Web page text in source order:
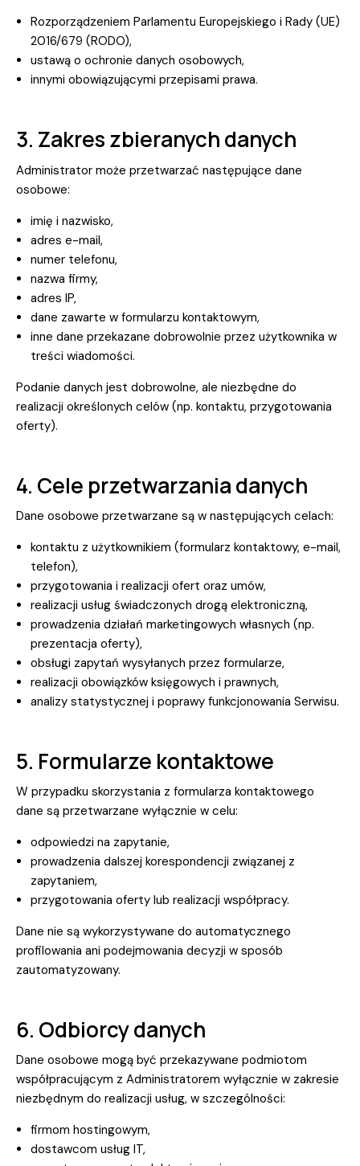
Rozporządzeniem Parlamentu Europejskiego i Rady (UE)
2016/679 (RODO),
ustawą o ochronie danych osobowych,
innymi obowiązującymi przepisami prawa.
3. Zakres zbieranych danych
Administrator może przetwarzać następujące dane
osobowe:
imię i nazwisko,
adres e-mail,
numer telefonu,
nazwa firmy,
adres IP,
dane zawarte w formularzu kontaktowym,
inne dane przekazane dobrowolnie przez użytkownika w
treści wiadomości.
Podanie danych jest dobrowolne, ale niezbędne do
realizacji określonych celów (np. kontaktu, przygotowania
oferty).
4. Cele przetwarzania danych
Dane osobowe przetwarzane są w następujących celach:
kontaktu z użytkownikiem (formularz kontaktowy, e-mail,
telefon),
przygotowania i realizacji ofert oraz umów,
realizacji usług świadczonych drogą elektroniczną,
prowadzenia działań marketingowych własnych (np.
prezentacja oferty),
obsługi zapytań wysyłanych przez formularze,
realizacji obowiązków księgowych i prawnych,
analizy statystycznej i poprawy funkcjonowania Serwisu.
5. Formularze kontaktowe
W przypadku skorzystania z formularza kontaktowego
dane są przetwarzane wyłącznie w celu:
odpowiedzi na zapytanie,
prowadzenia dalszej korespondencji związanej z
zapytaniem,
przygotowania oferty lub realizacji współpracy.
Dane nie są wykorzystywane do automatycznego
profilowania ani podejmowania decyzji w sposób
zautomatyzowany.
6. Odbiorcy danych
Dane osobowe mogą być przekazywane podmiotom
współpracującym z Administratorem wyłącznie w zakresie
niezbędnym do realizacji usług, w szczególności:
firmom hostingowym,
dostawcom usług IT,